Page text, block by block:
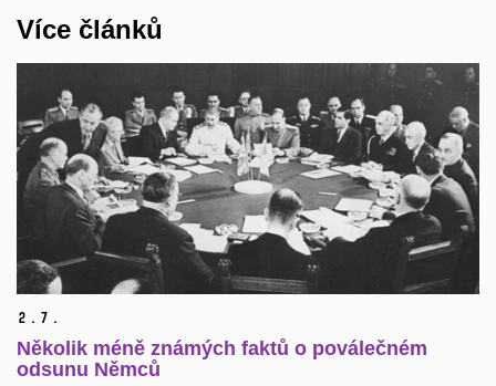
Více článků
2. 7.
Několik méně známých faktů o poválečném
odsunu Němců